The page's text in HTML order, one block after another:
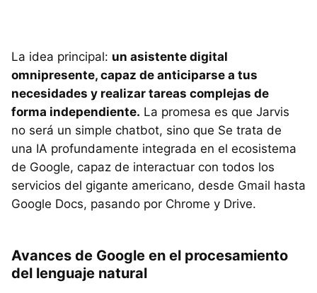
La idea principal: un asistente digital
omnipresente, capaz de anticiparse a tus
necesidades y realizar tareas complejas de
forma independiente. La promesa es que Jarvis
no será un simple chatbot, sino que Se trata de
una IA profundamente integrada en el ecosistema
de Google, capaz de interactuar con todos los
servicios del gigante americano, desde Gmail hasta
Google Docs, pasando por Chrome y Drive.
Avances de Google en el procesamiento
del lenguaje natural